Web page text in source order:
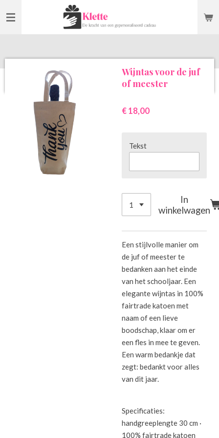
direct
hoofdinhoud
Wijntas voor de juf
of meester
€ 18,00
Tekst
In
winkelwagen
Een stijlvolle manier om
de juf of meester te
bedanken aan het einde
van het schooljaar. Een
elegante wijntas in 100%
fairtrade katoen met
naam of een lieve
boodschap, klaar om er
een fles in mee te geven.
Een warm bedankje dat
zegt: bedankt voor alles
van dit jaar.
Specificaties:
handgreeplengte 30 cm ·
100% fairtrade katoen